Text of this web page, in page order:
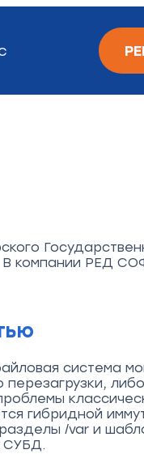
компании РЕД
система
гибридной
/var и
СУБД.